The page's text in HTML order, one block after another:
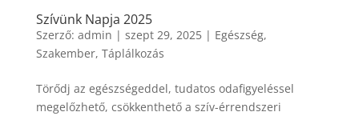
Szívünk Napja 2025
Szerző: admin | szept 29, 2025| Egészség,
Szakember, Táplálkozás
Törődj az egészségeddel, tudatos odafigyeléssel
megelőzhető, csökkenthető a szív-érrendszeri